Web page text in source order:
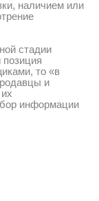
наличием или
стадии
то «в
и
информации